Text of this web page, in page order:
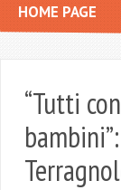
HOME PAGE
“Tutti